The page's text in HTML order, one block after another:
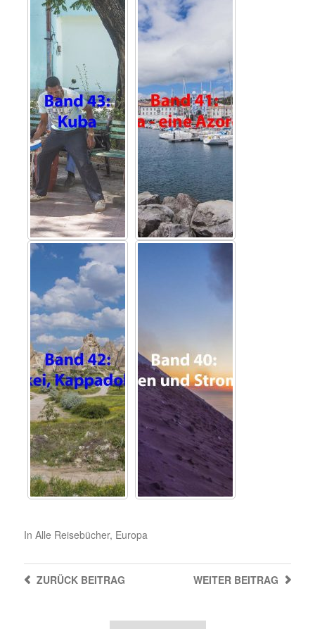
In Alle Reisebücher, Europa
WEITER BEITRAG
ZURÜCKBEITRAG